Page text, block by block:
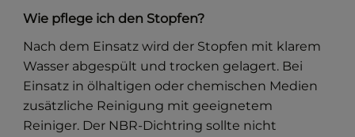
Wie pflege ich den Stopfen?
Nach dem Einsatz wird der Stopfen mit klarem
Wasser abgespült und trocken gelagert. Bei
Einsatz in ölhaltigen oder chemischen Medien
zusätzliche Reinigung mit geeignetem
Reiniger. Der NBR-Dichtring sollte nicht